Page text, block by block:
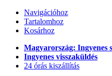
Navigációhoz
Tartalomhoz
Kosárhoz
Magyarország: Ingyenes
Ingyenes visszaküldés
24 órás kiszállítás